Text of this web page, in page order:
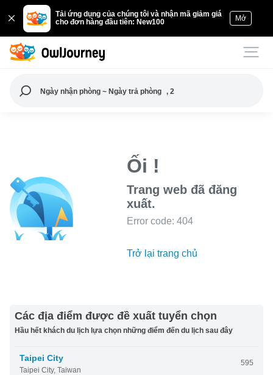
Tải ứng dụng của chúng tôi và nhận mã giảm giá
cho đơn hàng đầu tiên: New100
Mở
Ngày nhận phòng ~ Ngày trả phòng , 2
Ối !
Trang web đã đăng
xuất.
Error code: 404
Trở lại trang chủ
Các địa điểm được đề xuất tuyển chọn
Hầu hết khách du lịch lựa chọn những điểm đến du lịch sau đây
Taipei City
Taipei City, Taiwan
595